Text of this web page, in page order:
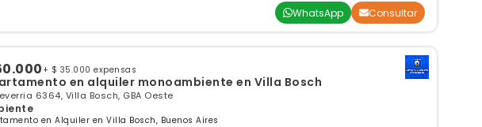
WhatsApp Consultar
+ $ 35.000 expensas
en alquiler monoambiente en Villa Bosch
6364, Villa Bosch, GBA Oeste
en Alquiler en Villa Bosch, Buenos Aires